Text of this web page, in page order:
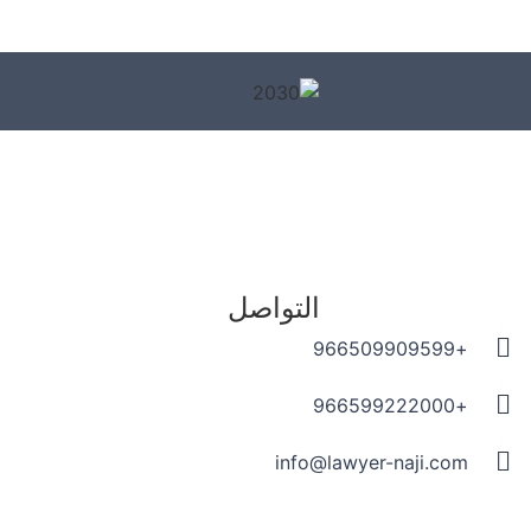
التواصل
+966509909599
+966599222000
info@lawyer-naji.com